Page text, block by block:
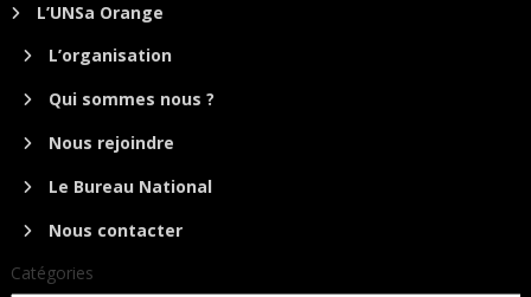
L’UNSa Orange
L’organisation
Qui sommes nous ?
Nous rejoindre
Le Bureau National
Nous contacter
Catégories